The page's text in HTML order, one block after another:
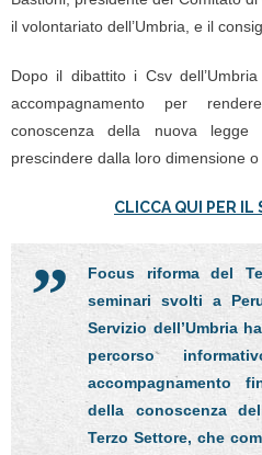
il volontariato dell’Umbria, e il
Dopo il dibattito i Csv
accompagnamento per
conoscenza della nuova
prescindere dalla loro dimensione
CLICCA QUI PER IL
Focus riforma del
seminari svolti a
Servizio dell’Umbria
percorso
accompagnamento
della conoscenza
Terzo Settore, che